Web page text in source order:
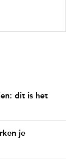
dit is het
je